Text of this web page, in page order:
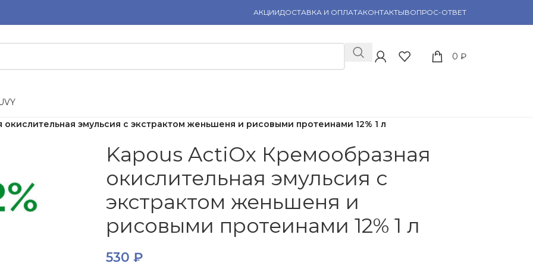
АКЦИИДОСТАВКА И ОПЛАТАКОНТАКТЫВОПРОС-ОТВЕТ
0 ₽
VY
эмульсия с экстрактом женьшеня и рисовыми протеинами 12% 1 л
Kapous ActiOx Кремообразная
окислительная эмульсия с
экстрактом женьшеня и
рисовыми протеинами 12% 1 л
530 ₽